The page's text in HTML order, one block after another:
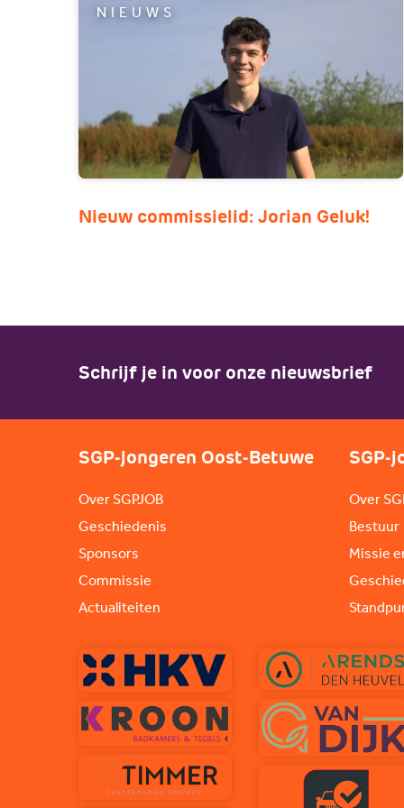
NIEUWS
Nieuw commissielid: Jorian Geluk!
Schrijf je in voor onze nieuwsbrief
SGP-jongeren Oost-Betuwe
Over SGPJOB
Geschiedenis
Sponsors
Commissie
Actualiteiten
SGP-
Over
Bestuur
Missie